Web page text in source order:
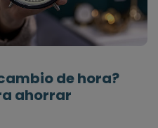
de hora?
ahorrar